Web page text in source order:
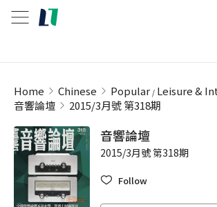
Home Chinese Popular Leisure &
音響論壇
2015/3月號 第318期
音響論壇
2015/3月號 第318期
Follow